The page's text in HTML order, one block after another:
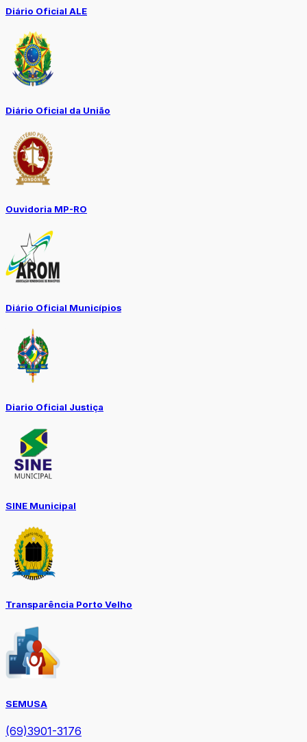
Diário Oficial ALE
Diário Oficial da União
Ouvidoria MP-RO
Diário Oficial Municípios
Diario Oficial Justiça
SINE Municipal
Transparência Porto Velho
SEMUSA
(69)3901-3176